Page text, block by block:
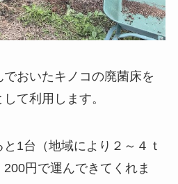
でおいたキノコの廃菌床を
て利用します。
1台（地域により２～４ｔ
円で運んできてくれま